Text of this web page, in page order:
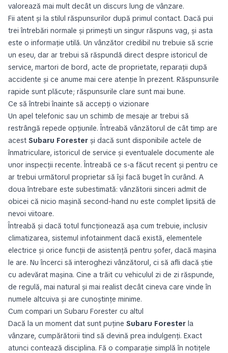
valorează mai mult decât un discurs lung de vânzare.
Fii atent și la stilul răspunsurilor după primul contact. Dacă pui
trei întrebări normale și primești un singur răspuns vag, și asta
este o informație utilă. Un vânzător credibil nu trebuie să scrie
un eseu, dar ar trebui să răspundă direct despre istoricul de
service, martori de bord, acte de proprietate, reparații după
accidente și ce anume mai cere atenție în prezent. Răspunsurile
rapide sunt plăcute; răspunsurile clare sunt mai bune.
Ce să întrebi înainte să accepți o vizionare
Un apel telefonic sau un schimb de mesaje ar trebui să
restrângă repede opțiunile. Întreabă vânzătorul de cât timp are
acest Subaru Forester și dacă sunt disponibile actele de
înmatriculare, istoricul de service și eventualele documente ale
unor inspecții recente. Întreabă ce s-a făcut recent și pentru ce
ar trebui următorul proprietar să își facă buget în curând. A
doua întrebare este subestimată: vânzătorii sinceri admit de
obicei că nicio mașină second-hand nu este complet lipsită de
nevoi viitoare.
Întreabă și dacă totul funcționează așa cum trebuie, inclusiv
climatizarea, sistemul infotainment dacă există, elementele
electrice și orice funcții de asistență pentru șofer, dacă mașina
le are. Nu încerci să interoghezi vânzătorul, ci să afli dacă știe
cu adevărat mașina. Cine a trăit cu vehiculul zi de zi răspunde,
de regulă, mai natural și mai realist decât cineva care vinde în
numele altcuiva și are cunoștințe minime.
Cum compari un Subaru Forester cu altul
Dacă la un moment dat sunt puține Subaru Forester la
vânzare, cumpărătorii tind să devină prea indulgenți. Exact
atunci contează disciplina. Fă o comparație simplă în notițele